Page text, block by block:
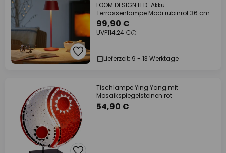
LOOM DESIGN LED-Akku-
Terrassenlampe Modi rubinrot 36 cm
CCT
99,90 €
UVP114,24 €
Lieferzeit: 9 - 13 Werktage
Tischlampe Ying Yang mit
Mosaikspiegelsteinen rot
54,90 €